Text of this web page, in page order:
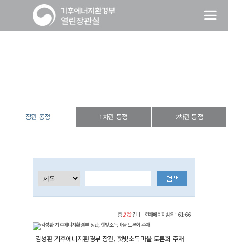
장관 동정 1차관 동정 2차관 동정
총272건 현재페이지범위 : 61-66
김성환 기후에너지환경부 장관, 햇빛소득마을 토론회 주재